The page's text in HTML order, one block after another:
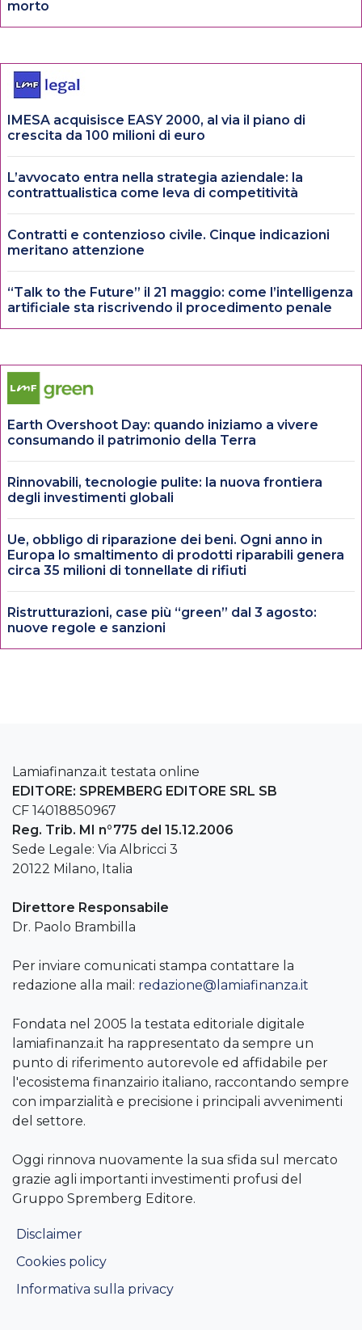
morto
IMESA acquisisce EASY 2000, al via il piano di
crescita da 100 milioni di euro
L’avvocato entra nella strategia aziendale: la
contrattualistica come leva di competitività
Contratti e contenzioso civile. Cinque indicazioni
meritano attenzione
“Talk to the Future” il 21 maggio: come l’intelligenza
artificiale sta riscrivendo il procedimento penale
Earth Overshoot Day: quando iniziamo a vivere
consumando il patrimonio della Terra
Rinnovabili, tecnologie pulite: la nuova frontiera
degli investimenti globali
Ue, obbligo di riparazione dei beni. Ogni anno in
Europa lo smaltimento di prodotti riparabili genera
circa 35 milioni di tonnellate di rifiuti
Ristrutturazioni, case più “green” dal 3 agosto:
nuove regole e sanzioni
Lamiafinanza.it testata online
EDITORE: SPREMBERG EDITORE SRL SB
CF 14018850967
Reg. Trib. MI n°775 del 15.12.2006
Sede Legale: Via Albricci 3
20122 Milano, Italia
Direttore Responsabile
Dr. Paolo Brambilla
Per inviare comunicati stampa contattare la
redazione alla mail: redazione@lamiafinanza.it
Fondata nel 2005 la testata editoriale digitale
lamiafinanza.it ha rappresentato da sempre un
punto di riferimento autorevole ed affidabile per
l'ecosistema finanzairio italiano, raccontando sempre
con imparzialità e precisione i principali avvenimenti
del settore.
Oggi rinnova nuovamente la sua sfida sul mercato
grazie agli importanti investimenti profusi del
Gruppo Spremberg Editore.
Disclaimer
Cookies policy
Informativa sulla privacy